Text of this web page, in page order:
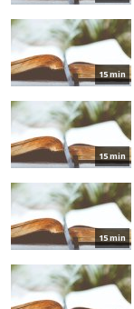
15 min
15 min
15 min